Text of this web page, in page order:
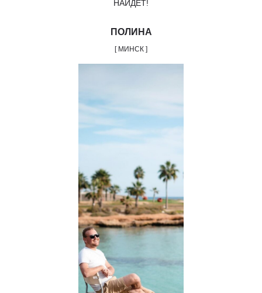
НАЙДЕТ!
ПОЛИНА
[ МИНСК ]